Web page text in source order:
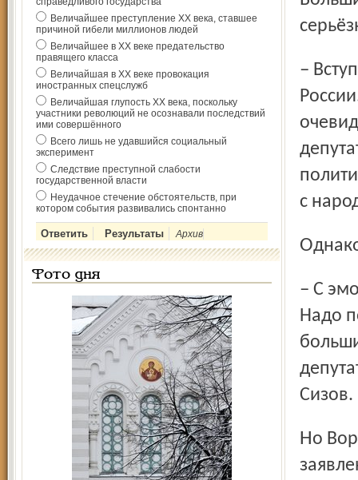
Величайшее преступление ХХ века, ставшее
причиной гибели миллионов людей
Величайшее в ХХ веке предательство
правящего класса
Величайшая в ХХ веке провокация
иностранных спецслужб
Величайшая глупость ХХ века, поскольку
участники революций не осознавали последствий
ими совершённого
Всего лишь не удавшийся социальный
эксперимент
Следствие преступной слабости
государственной власти
Неудачное стечение обстоятельств, при
котором события развивались спонтанно
Архив
Фото дня
– Вступление в ВТО будет вредно для слабой экономики
с
– С эмоционального наскока проблему не рассмотреть.
Надо
Сизов.
Но Воробьёв не растерялся и пустил на подпись